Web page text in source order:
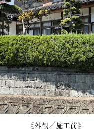
《外観／施工前》